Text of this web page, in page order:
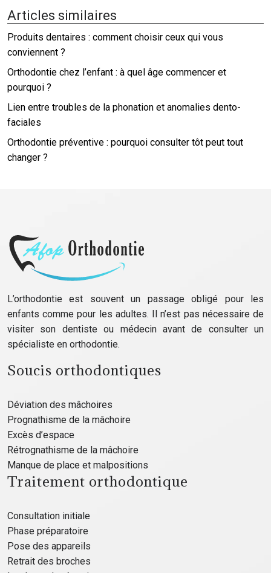
Articles similaires
Produits dentaires : comment choisir ceux qui vous
conviennent ?
Orthodontie chez l’enfant : à quel âge commencer et
pourquoi ?
Lien entre troubles de la phonation et anomalies dento-
faciales
Orthodontie préventive : pourquoi consulter tôt peut tout
changer ?
L’orthodontie est souvent un passage obligé pour les
enfants comme pour les adultes. Il n’est pas nécessaire de
visiter son dentiste ou médecin avant de consulter un
spécialiste en orthodontie.
Soucis orthodontiques
Déviation des mâchoires
Prognathisme de la mâchoire
Excès d’espace
Rétrognathisme de la mâchoire
Manque de place et malpositions
Traitement orthodontique
Consultation initiale
Phase préparatoire
Pose des appareils
Retrait des broches